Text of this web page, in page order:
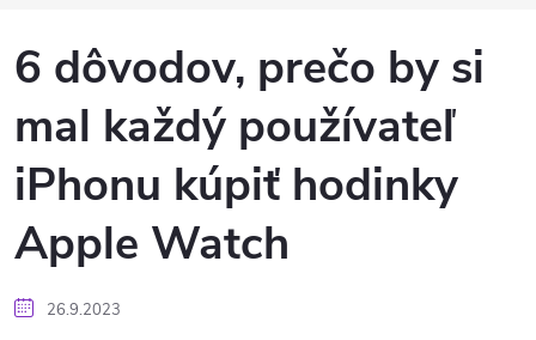
6 dôvodov, prečo by si
mal každý používateľ
iPhonu kúpiť hodinky
Apple Watch
26.9.2023